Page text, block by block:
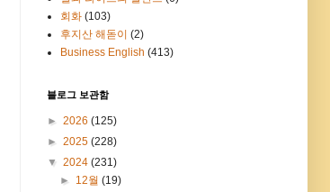
회화 (103)
후지산 해돋이 (2)
Business English (413)
블로그 보관함
► 2026 (125)
► 2025 (228)
▼ 2024 (231)
► 12월(19)